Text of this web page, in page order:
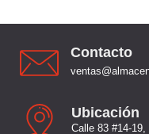
Contacto
Ubicación
Calle 83 #14-